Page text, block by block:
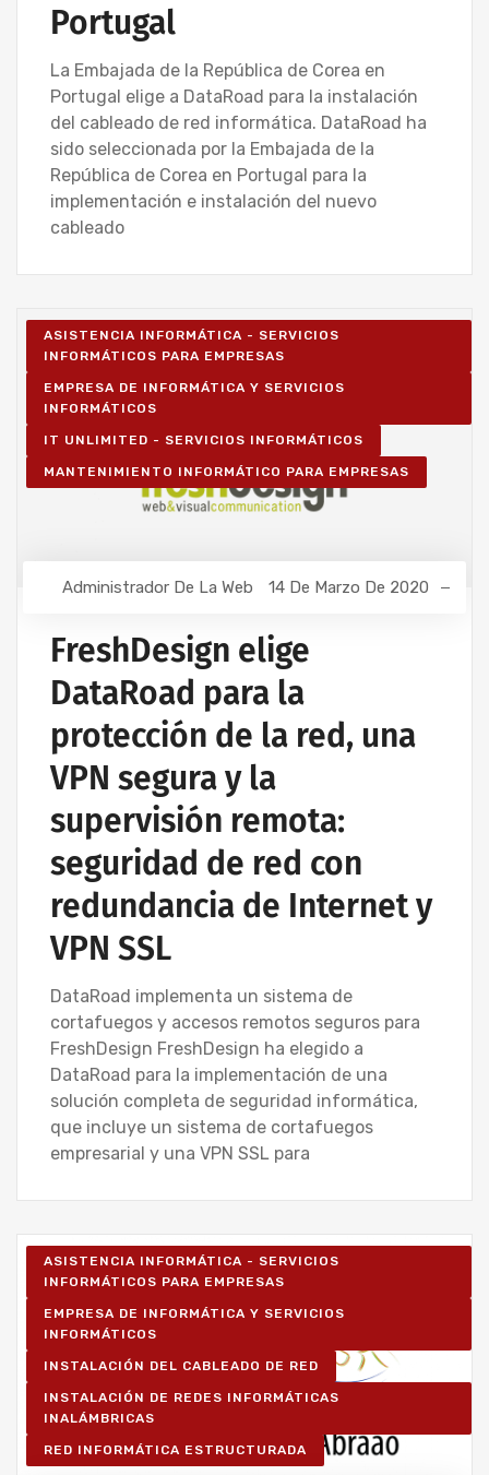
Portugal
La Embajada de la República de Corea en
Portugal elige a DataRoad para la instalación
del cableado de red informática. DataRoad ha
sido seleccionada por la Embajada de la
República de Corea en Portugal para la
implementación e instalación del nuevo
cableado
ASISTENCIA INFORMÁTICA - SERVICIOS
INFORMÁTICOS PARA EMPRESAS
EMPRESA DE INFORMÁTICA Y SERVICIOS
INFORMÁTICOS
IT UNLIMITED - SERVICIOS INFORMÁTICOS
MANTENIMIENTO INFORMÁTICO PARA EMPRESAS
Administrador De La Web 14 De Marzo De 2020
FreshDesign elige
DataRoad para la
protección de la red, una
VPN segura y la
supervisión remota:
seguridad de red con
redundancia de Internet y
VPN SSL
DataRoad implementa un sistema de
cortafuegos y accesos remotos seguros para
FreshDesign FreshDesign ha elegido a
DataRoad para la implementación de una
solución completa de seguridad informática,
que incluye un sistema de cortafuegos
empresarial y una VPN SSL para
ASISTENCIA INFORMÁTICA - SERVICIOS
INFORMÁTICOS PARA EMPRESAS
EMPRESA DE INFORMÁTICA Y SERVICIOS
INFORMÁTICOS
INSTALACIÓN DEL CABLEADO DE RED
INSTALACIÓN DE REDES INFORMÁTICAS
INALÁMBRICAS
RED INFORMÁTICA ESTRUCTURADA